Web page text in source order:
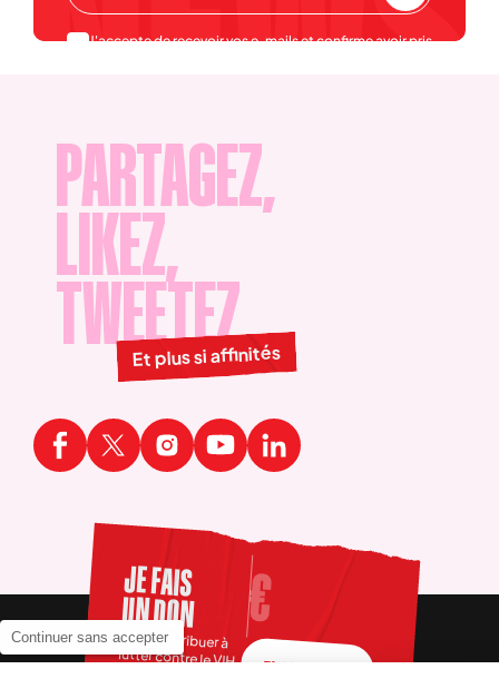
Continuer sans accepter
J'accepte de recevoir vos e-mails et confirme avoir pris
PARTAGEZ,
LIKEZ,
TWEETEZ
Et plus si affinités
JE FAIS
UN DON
Pour contribuer à
lutter contre le VIH FAIRE UN DON